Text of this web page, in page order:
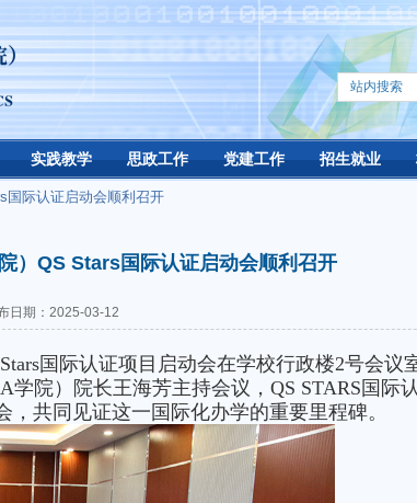
实践教学 思政工作 党建工作 招生就业
国际认证启动会顺利召开
）QS Stars国际认证启动会顺利召开
日期：2025-03-12
国际认证项目启动会在学校行政楼2号会议
院）院长王海芳主持会议，QS STARS国际
共同见证这一国际化办学的重要里程碑。